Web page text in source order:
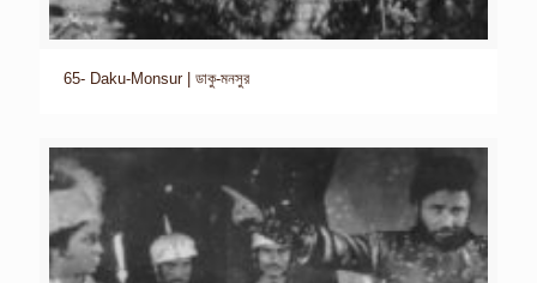
65- Daku-Monsur | ডাকু-মনসুর